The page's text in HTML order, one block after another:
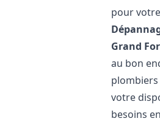
pour
Grand
au bon
votre
besoins